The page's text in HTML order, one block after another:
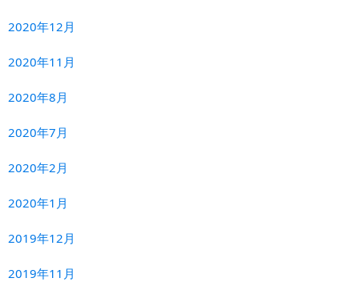
2020年12月
2020年11月
2020年8月
2020年7月
2020年2月
2020年1月
2019年12月
2019年11月